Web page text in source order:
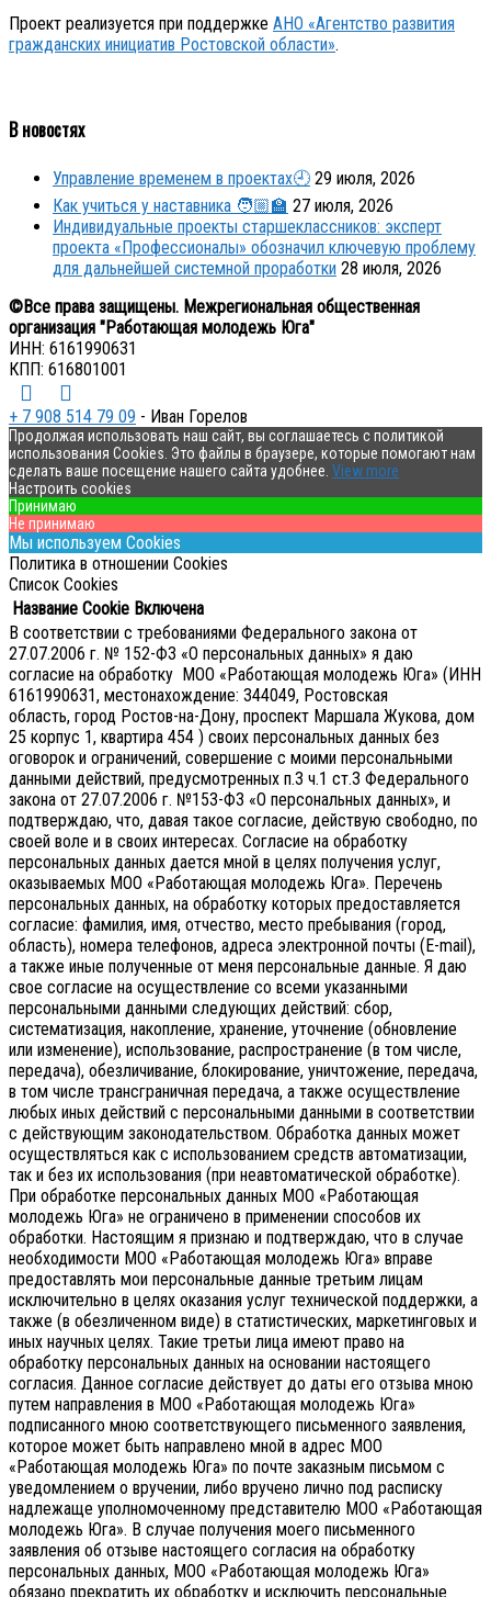
Проект реализуется при поддержке АНО «Агентство развития
гражданских инициатив Ростовской области».
В новостях
Управление временем в проектах🕘 29 июля, 2026
Как учиться у наставника 🧑🏼‍🏫 27 июля, 2026
Индивидуальные проекты старшеклассников: эксперт
проекта «Профессионалы» обозначил ключевую проблему
для дальнейшей системной проработки 28 июля, 2026
©Все права защищены. Межрегиональная общественная
организация "Работающая молодежь Юга"
ИНН: 6161990631
КПП: 616801001
+ 7 908 514 79 09 - Иван Горелов
Продолжая использовать наш сайт, вы соглашаетесь с политикой
использования Cookies. Это файлы в браузере, которые помогают нам
сделать ваше посещение нашего сайта удобнее. View more
Настроить cookies
Принимаю
Не принимаю
Мы используем Cookies
Политика в отношении Cookies
Список Cookies
Название Cookie Включена
В соответствии с требованиями Федерального закона от
27.07.2006 г. № 152-ФЗ «О персональных данных» я даю
согласие на обработку МОО «Работающая молодежь Юга» (ИНН
6161990631, местонахождение: 344049, Ростовская
область, город Ростов-на-Дону, проспект Маршала Жукова, дом
25 корпус 1, квартира 454 ) своих персональных данных без
оговорок и ограничений, совершение с моими персональными
данными действий, предусмотренных п.3 ч.1 ст.3 Федерального
закона от 27.07.2006 г. №153-ФЗ «О персональных данных», и
подтверждаю, что, давая такое согласие, действую свободно, по
своей воле и в своих интересах. Согласие на обработку
персональных данных дается мной в целях получения услуг,
оказываемых МОО «Работающая молодежь Юга». Перечень
персональных данных, на обработку которых предоставляется
согласие: фамилия, имя, отчество, место пребывания (город,
область), номера телефонов, адреса электронной почты (E-mail),
а также иные полученные от меня персональные данные. Я даю
свое согласие на осуществление со всеми указанными
персональными данными следующих действий: сбор,
систематизация, накопление, хранение, уточнение (обновление
или изменение), использование, распространение (в том числе,
передача), обезличивание, блокирование, уничтожение, передача,
в том числе трансграничная передача, а также осуществление
любых иных действий с персональными данными в соответствии
с действующим законодательством. Обработка данных может
осуществляться как с использованием средств автоматизации,
так и без их использования (при неавтоматической обработке).
При обработке персональных данных МОО «Работающая
молодежь Юга» не ограничено в применении способов их
обработки. Настоящим я признаю и подтверждаю, что в случае
необходимости МОО «Работающая молодежь Юга» вправе
предоставлять мои персональные данные третьим лицам
исключительно в целях оказания услуг технической поддержки, а
также (в обезличенном виде) в статистических, маркетинговых и
иных научных целях. Такие третьи лица имеют право на
обработку персональных данных на основании настоящего
согласия. Данное согласие действует до даты его отзыва мною
путем направления в МОО «Работающая молодежь Юга»
подписанного мною соответствующего письменного заявления,
которое может быть направлено мной в адрес МОО
«Работающая молодежь Юга» по почте заказным письмом с
уведомлением о вручении, либо вручено лично под расписку
надлежаще уполномоченному представителю МОО «Работающая
молодежь Юга». В случае получения моего письменного
заявления об отзыве настоящего согласия на обработку
персональных данных, МОО «Работающая молодежь Юга»
обязано прекратить их обработку и исключить персональные